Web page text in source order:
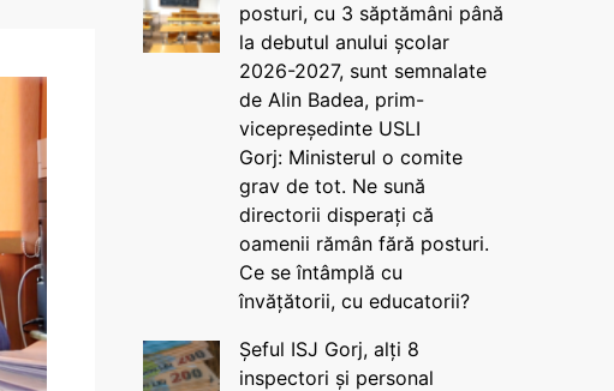
posturi, cu 3 săptămâni până
la debutul anului școlar
2026-2027, sunt semnalate
de Alin Badea, prim-
vicepreședinte USLI
Gorj: Ministerul o comite
grav de tot. Ne sună
directorii disperați că
oamenii rămân fără posturi.
Ce se întâmplă cu
învățătorii, cu educatorii?
Șeful ISJ Gorj, alți 8
inspectori și personal